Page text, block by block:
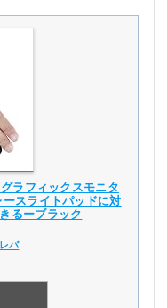
ラフィックスモニタ
スライトパッドに対
るーブラック
バ